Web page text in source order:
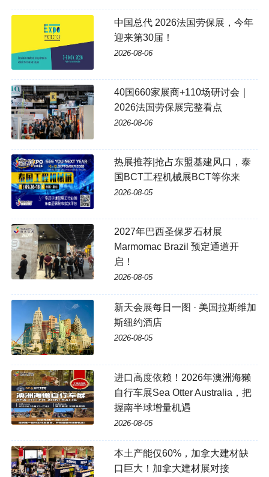
中国总代 2026法国劳保展，今年
迎来第30届！
2026-08-06
40国660家展商+110场研讨会｜
2026法国劳保展完整看点
2026-08-06
热展推荐|抢占东盟基建风口，泰
国BCT工程机械展BCT等你来
2026-08-05
2027年巴西圣保罗石材展
Marmomac Brazil 预定通道开
启！
2026-08-05
新天会展每日一图 · 美国拉斯维加
斯纽约酒店
2026-08-05
进口高度依赖！2026年澳洲海獭
自行车展Sea Otter Australia，把
握南半球增量机遇
2026-08-05
本土产能仅60%，加拿大建材缺
口巨大！加拿大建材展对接